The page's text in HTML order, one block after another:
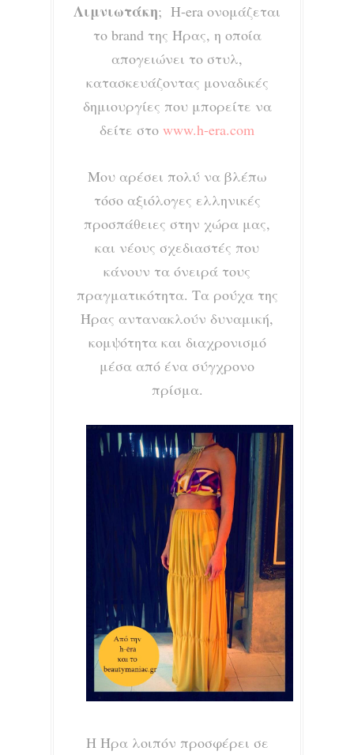
Λιμνιωτάκη; H-era ονομάζεται
το brand της Ήρας, η οποία
απογειώνει το στυλ,
κατασκευάζοντας μοναδικές
δημιουργίες που μπορείτε να
δείτε στο www.h-era.com
Μου αρέσει πολύ να βλέπω
τόσο αξιόλογες ελληνικές
προσπάθειες στην χώρα μας,
και νέους σχεδιαστές που
κάνουν τα όνειρά τους
πραγματικότητα. Τα ρούχα της
Ήρας αντανακλούν δυναμική,
κομψότητα και διαχρονισμό
μέσα από ένα σύγχρονο
πρίσμα.
Η Ήρα λοιπόν προσφέρει σε